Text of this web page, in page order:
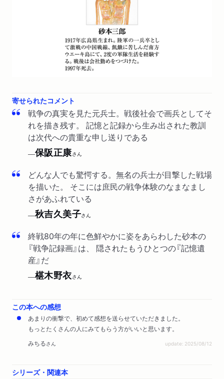
寄せられたコメント
戦争の真実を見た元兵士。戦後社会で画兵としてそ
れを描き残す。 記憶と記録から生み出された教訓
は次代への貴重な申し送りである
──保阪正康さん
どんな人でも驚愕する。無名の兵士が目撃した戦場
を描いた。 そこには庶民の戦争体験のなまなまし
さがあふれている
──秋吉久美子さん
終戦80年の年に色鮮やかに姿をあらわした砂本の
『戦争記録画』は、 隠されたもうひとつの『記憶遺
産』だ
──椹木野衣さん
この本への感想
あまりの衝撃で、初めて感想を送らせていただきました。
もっとたくさんの人にみてもらう方がいいと思います。
みちるさん update: 2025/08/12
シリーズ・関連本